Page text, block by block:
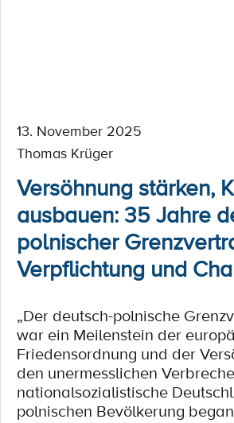
13. November 2025
Thomas Krüger
Versöhnung stärken,
ausbauen: 35 Jahre
polnischer
Verpflichtung und
„Der deutsch-polnische
war ein Meilenstein der
Friedensordnung und der
den unermesslichen
nationalsozialistische
polnischen Bevölkerung